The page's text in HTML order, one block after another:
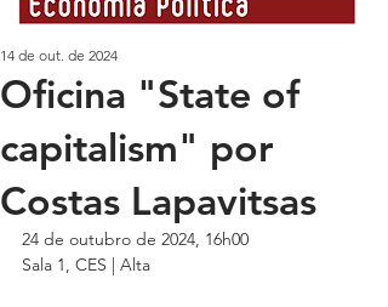
Oficina "State of
capitalism" por
Costas Lapavitsas
14 de out. de 2024
24 de outubro de 2024, 16h00
Sala 1, CES | Alta